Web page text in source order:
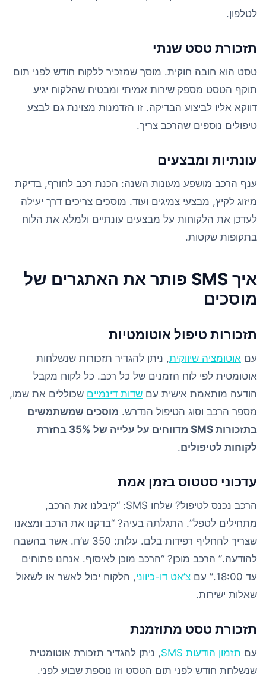
לטלפון.
תזכורת טסט שנתי
טסט הוא חובה חוקית. מוסך שמזכיר ללקוח חודש לפני תום
תוקף הטסט מספק שירות אמיתי ומבטיח שהלקוח יגיע
דווקא אליו לביצוע הבדיקה. זו הזדמנות מצוינת גם לבצע
טיפולים נוספים שהרכב צריך.
עונתיות ומבצעים
ענף הרכב מושפע מעונות השנה: הכנת רכב לחורף, בדיקת
מיזוג לקיץ, מבצעי צמיגים ועוד. מוסכים צריכים דרך יעילה
לעדכן את הלקוחות על מבצעים עונתיים ולמלא את הלוח
בתקופות שקטות.
איך SMS פותר את האתגרים של
מוסכים
תזכורות טיפול אוטומטיות
עם אוטומציה שיווקית, ניתן להגדיר תזכורות שנשלחות
אוטומטית לפי לוח הזמנים של כל רכב. כל לקוח מקבל
הודעה מותאמת אישית עם שדות דינמיים שכוללים את שמו,
מספר הרכב וסוג הטיפול הנדרש. מוסכים שמשתמשים
בתזכורות SMS מדווחים על עלייה של 35% בחזרת
לקוחות לטיפולים.
עדכוני סטטוס בזמן אמת
הרכב נכנס לטיפול? שלחו SMS: “קיבלנו את הרכב,
מתחילים לטפל”. התגלתה בעיה? “בדקנו את הרכב ומצאנו
שצריך להחליף רפידות בלם. עלות: 350 ש’ח. אשר בהשבה
להודעה.” הרכב מוכן? “הרכב מוכן לאיסוף. אנחנו פתוחים
עד 18:00.” עם
צ’אט דו-כיווני, הלקוח יכול לאשר או לשאול
שאלות ישירות.
תזכורת טסט מתוזמנת
עם תזמון הודעות SMS
, ניתן להגדיר תזכורת אוטומטית
שנשלחת חודש לפני תום הטסט וזו נוספת שבוע לפני.